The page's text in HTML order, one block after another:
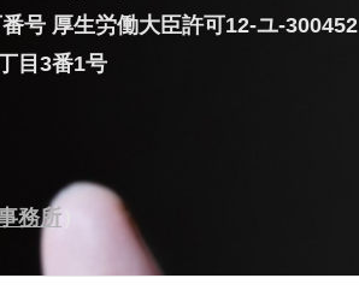
号 厚生労働大臣許可12-ユ-300452
目3番1号
務所